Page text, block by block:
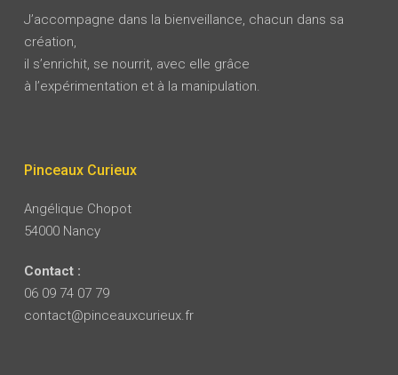
J’accompagne dans la bienveillance, chacun dans sa
création,
il s’enrichit, se nourrit, avec elle grâce
à l’expérimentation et à la manipulation.
Pinceaux Curieux
Angélique Chopot
54000 Nancy
Contact :
06 09 74 07 79
contact@pinceauxcurieux.fr